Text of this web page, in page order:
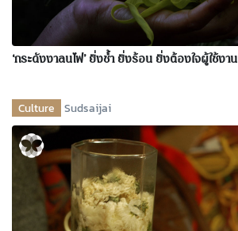
‘กระดังงาลนไฟ’ ยิ่งช้ำ ยิ่งร้อน ยิ่งต้องใจผู้ใช้งาน
Culture Sudsaijai